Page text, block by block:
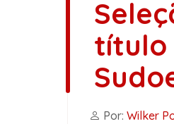
título
Por: Wilker